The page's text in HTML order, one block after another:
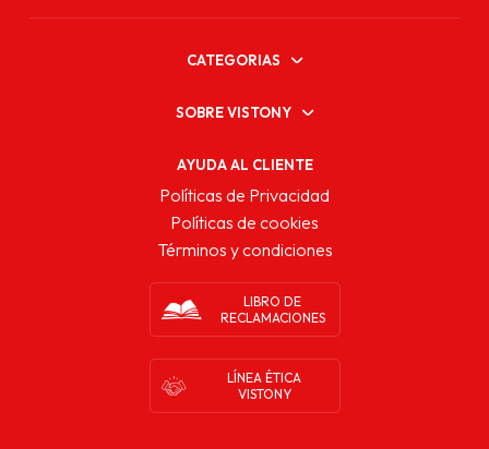
CATEGORIAS
SOBRE VISTONY
AYUDA AL CLIENTE
Políticas de Privacidad
Políticas de cookies
Términos y condiciones
LIBRO DE
RECLAMACIONES
LÍNEA ÉTICA
VISTONY